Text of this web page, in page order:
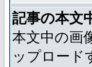
記事の本文
本文中の画
ップロード